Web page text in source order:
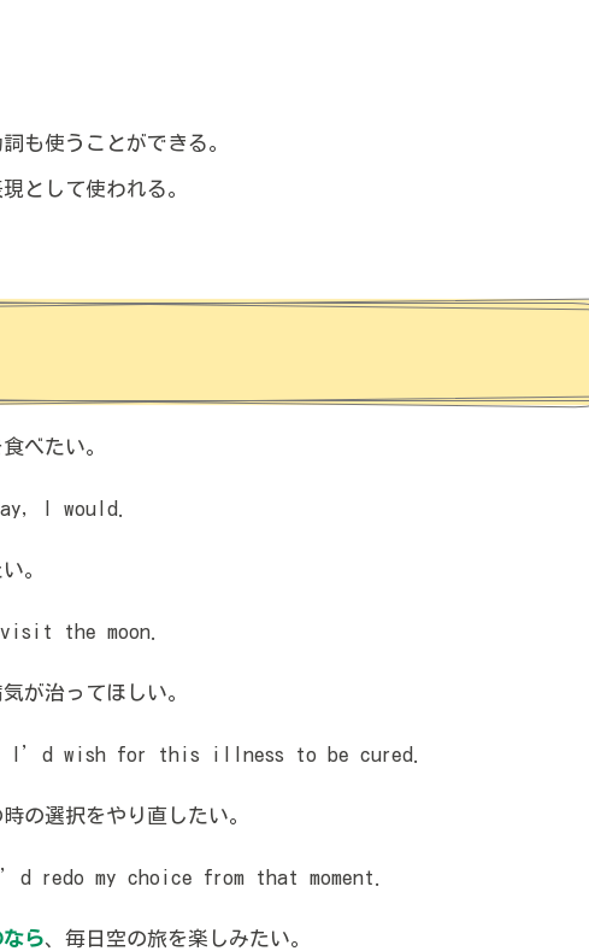
も使うことができる。
として使われる。
べたい。
I would.
。
the moon.
が治ってほしい。
I’d wish for this illness to be cured.
の選択をやり直したい。
my choice from that moment.
なら、毎日空の旅を楽しみたい。